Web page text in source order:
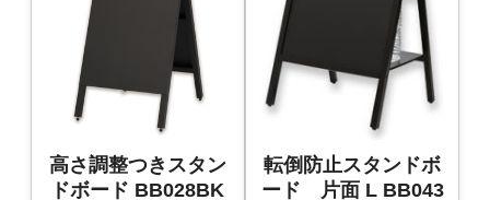
高さ調整つきスタン
ドボード BB028BK
転倒防止スタンドボ
ード 片面 L BB043